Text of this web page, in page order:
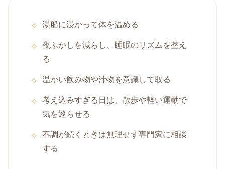
湯船に浸かって体を温める
夜ふかしを減らし、睡眠のリズムを整え
る
温かい飲み物や汁物を意識して取る
考え込みすぎる日は、散歩や軽い運動で
気を巡らせる
不調が続くときは無理せず専門家に相談
する